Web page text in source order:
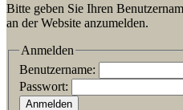
Bitte geben Sie Ihren
an der Website anzumelden.
Anmelden
Benutzername:
Passwort: